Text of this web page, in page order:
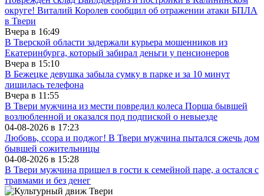
округе! Виталий Королев сообщил об отражении атаки БПЛА
в Твери
Вчера в 16:49
В Тверской области задержали курьера мошенников из
Екатеринбурга, который забирал деньги у пенсионеров
Вчера в 15:10
В Бежецке девушка забыла сумку в парке и за 10 минут
лишилась телефона
Вчера в 11:55
В Твери мужчина из мести повредил колеса Порша бывшей
возлюбленной и оказался под подпиской о невыезде
04-08-2026 в 17:23
Любовь, ссора и поджог! В Твери мужчина пытался сжечь дом
бывшей сожительницы
04-08-2026 в 15:28
В Твери мужчина пришел в гости к семейной паре, а остался с
травмами и без денег